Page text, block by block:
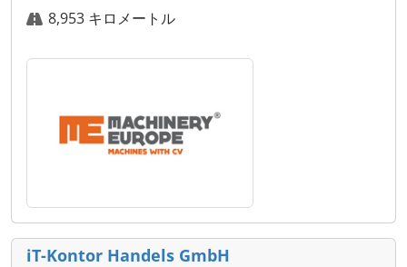
8,953 キロメートル
iT-Kontor Handels GmbH